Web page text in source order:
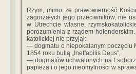
Rzym, mimo że prawowierność
zagorzałych jego przeciwników, nie
w Utrechcie własne,
porozumienia z rządem
katolickiej nie przyjął:
— dogmatu o niepokalanym poczęciu
1854 roku bullą „Ineffabilis Deus”,
— dogmatów uchwalonych na I
papieża i o jego nieomylności w